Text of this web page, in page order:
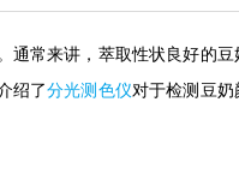
常来讲，萃取性状良好的
绍了分光测色仪对于检测豆